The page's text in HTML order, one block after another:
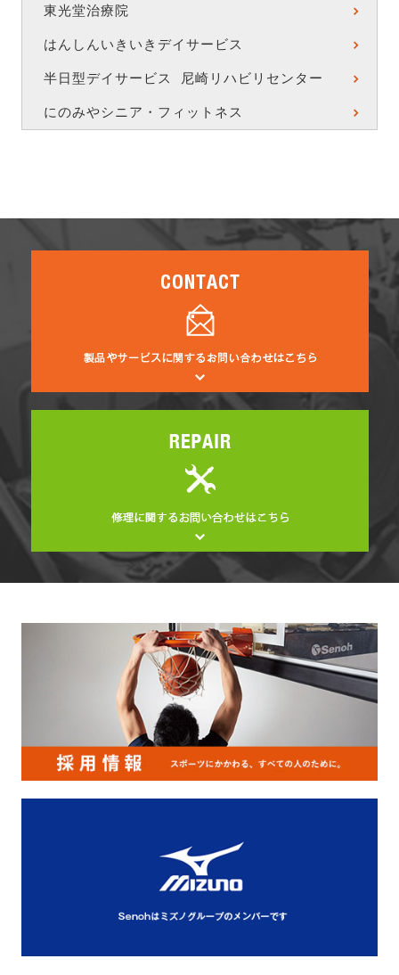
東光堂治療院
はんしんいきいきデイサービス
半日型デイサービス 尼崎リハビリセンター
にのみやシニア・フィットネス